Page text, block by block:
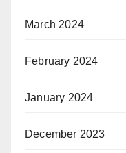
March 2024
February 2024
January 2024
December 2023